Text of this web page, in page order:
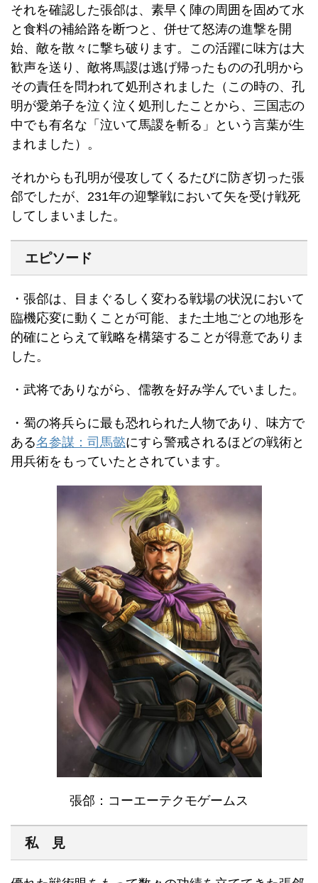
それを確認した張郃は、素早く陣の周囲を固めて水
と食料の補給路を断つと、併せて怒涛の進撃を開
始、敵を散々に撃ち破ります。この活躍に味方は大
歓声を送り、敵将馬謖は逃げ帰ったものの孔明から
その責任を問われて処刑されました（この時の、孔
明が愛弟子を泣く泣く処刑したことから、三国志の
中でも有名な「泣いて馬謖を斬る」という言葉が生
まれました）。
それからも孔明が侵攻してくるたびに防ぎ切った張
郃でしたが、231年の迎撃戦において矢を受け戦死
してしまいました。
エピソード
・張郃は、目まぐるしく変わる戦場の状況において
臨機応変に動くことが可能、また土地ごとの地形を
的確にとらえて戦略を構築することが得意でありま
した。
・武将でありながら、儒教を好み学んでいました。
・蜀の将兵らに最も恐れられた人物であり、味方で
ある名参謀：司馬懿にすら警戒されるほどの戦術と
用兵術をもっていたとされています。
張郃：コーエーテクモゲームス
私 見